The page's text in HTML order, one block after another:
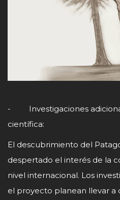
- Investigaciones
científica:
El descubrimiento del
despertado el interés de la
nivel internacional. Los
el proyecto planean llevar a